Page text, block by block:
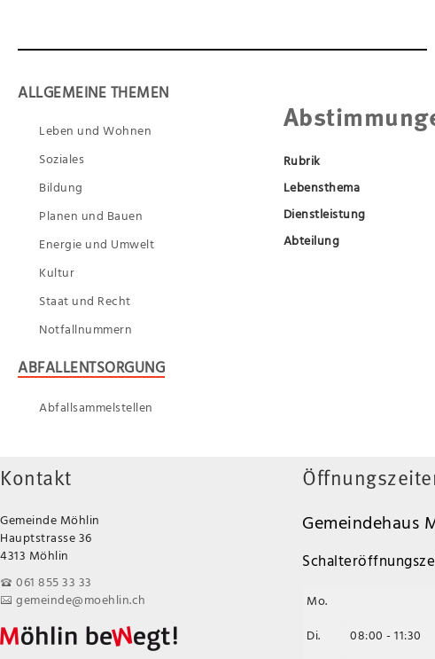
ALLGEMEINE THEMEN
Leben und Wohnen
Soziales
Bildung
Planen und Bauen
Energie und Umwelt
Kultur
Staat und Recht
Notfallnummern
ABFALLENTSORGUNG
Abfallsammelstellen
Rubrik
Lebensthema
Dienstleistung
Abteilung
Kontakt
Gemeinde Möhlin
Hauptstrasse 36
4313 Möhlin
061 855 33 33
gemeinde@moehlin.ch
Gemeindehaus
Mo.
Di.
08:00 - 11:30